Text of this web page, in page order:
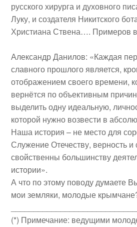
русского хирурга и духовного
Луку, и создателя Никитского
Христиана Ствена…. Примеров
Александр Данилов: «Каждая
славного прошлого является,
отображением своего времени,
вернётся по объективным
выделить одну идеальную,
которой нужно возвести в
Наша история – не место для
Служение Отечеству, верность
свойственны большинству
истории».
А что по этому поводу думаете
мои земляки, молодые
(*) Примечание: ведущими